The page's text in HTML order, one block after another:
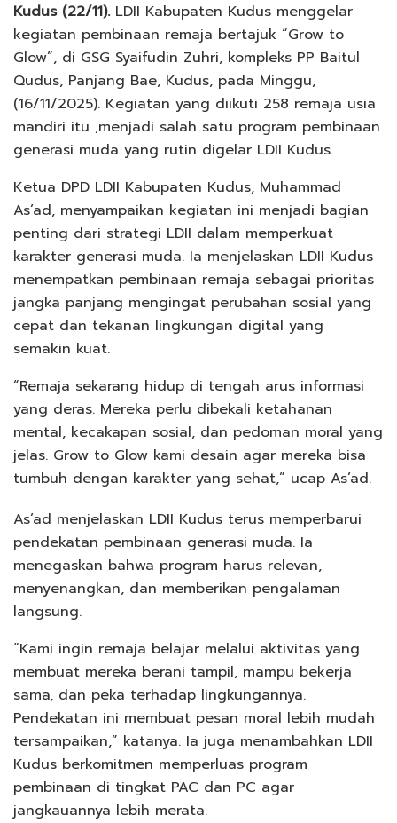
Kudus (22/11).LDII Kabupaten Kudus menggelar
kegiatan pembinaan remaja bertajuk “Grow to
Glow”, di GSG Syaifudin Zuhri, kompleks PP Baitul
Qudus, Panjang Bae, Kudus, pada Minggu,
(16/11/2025). Kegiatan yang diikuti 258 remaja usia
mandiri itu ,menjadi salah satu program pembinaan
generasi muda yang rutin digelar LDII Kudus.
Ketua DPD LDII Kabupaten Kudus, Muhammad
As’ad, menyampaikan kegiatan ini menjadi bagian
penting dari strategi LDII dalam memperkuat
karakter generasi muda. Ia menjelaskan LDII Kudus
menempatkan pembinaan remaja sebagai prioritas
jangka panjang mengingat perubahan sosial yang
cepat dan tekanan lingkungan digital yang
semakin kuat.
“Remaja sekarang hidup di tengah arus informasi
yang deras. Mereka perlu dibekali ketahanan
mental, kecakapan sosial, dan pedoman moral yang
jelas. Grow to Glow kami desain agar mereka bisa
tumbuh dengan karakter yang sehat,” ucap As’ad.
As’ad menjelaskan LDII Kudus terus memperbarui
pendekatan pembinaan generasi muda. Ia
menegaskan bahwa program harus relevan,
menyenangkan, dan memberikan pengalaman
langsung.
“Kami ingin remaja belajar melalui aktivitas yang
membuat mereka berani tampil, mampu bekerja
sama, dan peka terhadap lingkungannya.
Pendekatan ini membuat pesan moral lebih mudah
tersampaikan,” katanya. Ia juga menambahkan LDII
Kudus berkomitmen memperluas program
pembinaan di tingkat PAC dan PC agar
jangkauannya lebih merata.